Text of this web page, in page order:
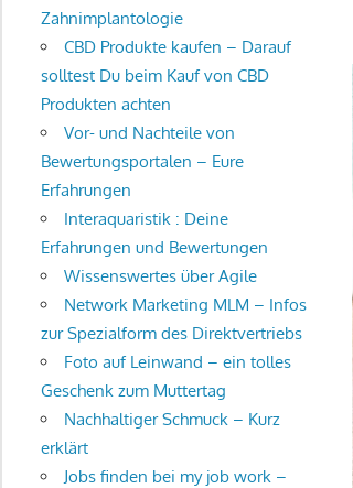
Zahnimplantologie
CBD Produkte kaufen – Darauf
solltest Du beim Kauf von CBD
Produkten achten
Vor- und Nachteile von
Bewertungsportalen – Eure
Erfahrungen
Interaquaristik : Deine
Erfahrungen und Bewertungen
Wissenswertes über Agile
Network Marketing MLM – Infos
zur Spezialform des Direktvertriebs
Foto auf Leinwand – ein tolles
Geschenk zum Muttertag
Nachhaltiger Schmuck – Kurz
erklärt
Jobs finden bei my job work –